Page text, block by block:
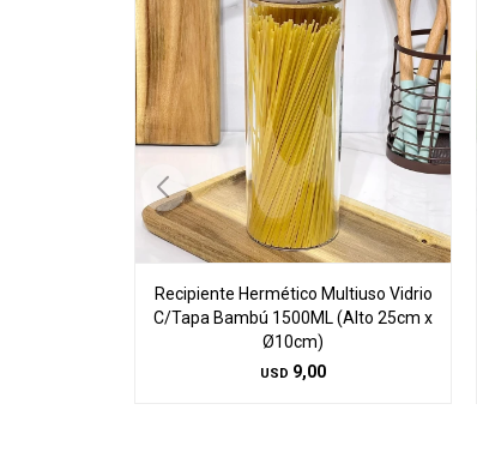
Recipiente Hermético Multiuso Vidrio
C/Tapa Bambú 1500ML (Alto 25cm x
Ø10cm)
USD 9,00